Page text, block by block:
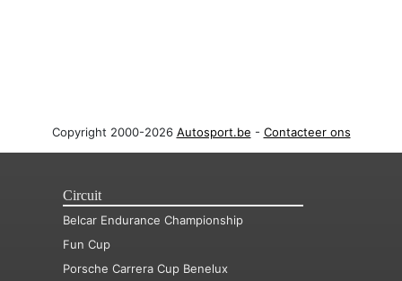
Copyright 2000-2026 Autosport.be - Contacteer ons
Circuit
Belcar Endurance Championship
Fun Cup
Porsche Carrera Cup Benelux